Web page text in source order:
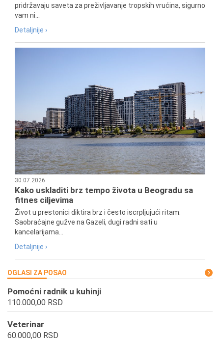
pridržavaju saveta za preživljavanje tropskih vrućina, sigurno
vam ni...
Detaljnije ›
30.07.2026
Kako uskladiti brz tempo života u Beogradu sa
fitnes ciljevima
Život u prestonici diktira brz i često iscrpljujući ritam.
Saobraćajne gužve na Gazeli, dugi radni sati u
kancelarijama...
Detaljnije ›
OGLASI ZA POSAO
Pomoćni radnik u kuhinji
110.000,00 RSD
Veterinar
60.000,00 RSD